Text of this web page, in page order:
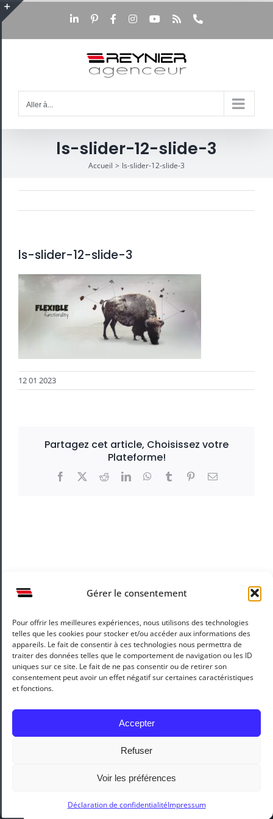
Gérer le consentement
Pour offrir les meilleures expériences, nous utilisons des technologies
telles que les cookies pour stocker et/ou accéder aux informations des
appareils. Le fait de consentir à ces technologies nous permettra de
traiter des données telles que le comportement de navigation ou les ID
uniques sur ce site. Le fait de ne pas consentir ou de retirer son
consentement peut avoir un effet négatif sur certaines caractéristiques
et fonctions.
Accepter
Refuser
Voir les préférences
Déclaration de confidentialitéImpressum
Passer
au
LinkedInPinterestFacebookInstagramYouTube
Rss
Aller à...
ls-slider-12-slide-3
Accueil ls-slider-12-slide-3
ls-slider-12-slide-3
12 01 2023
Partagez cet article, Choisissez votre
Plateforme!
Facebook RedditLinkedInWhatsApp
Tumblr PinterestEmail
Mentions légales Recrutement
Jean Rochette | Tous droits réservés
de
coulissante